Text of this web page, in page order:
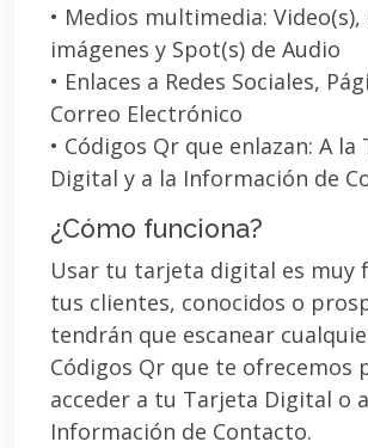
• Medios multimedia: Video(s),
imágenes y Spot(s) de Audio
• Enlaces a Redes Sociales,
Correo Electrónico
• Códigos Qr que enlazan: A la
Digital y a la Información de
¿Cómo funciona?
Usar tu tarjeta digital es muy
tus clientes, conocidos o
tendrán que escanear
Códigos Qr que te ofrecemos
acceder a tu Tarjeta Digital o
Información de Contacto.